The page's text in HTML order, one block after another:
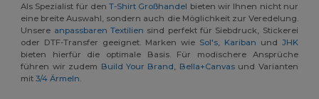
Als Spezialist für denT-Shirt Großhandel bieten wir Ihnen nicht nur
eine breite Auswahl, sondern auch die Möglichkeit zur Veredelung.
Unsere anpassbaren Textilien sind perfekt für Siebdruck, Stickerei
oder DTF-Transfer geeignet. Marken wie Sol's, Kariban und JHK
bieten hierfür die optimale Basis. Für modischere Ansprüche
führen wir zudem Build Your Brand, Bella+Canvasund Varianten
mit3/4 Ärmeln.